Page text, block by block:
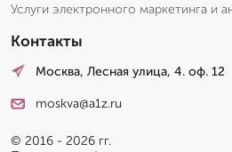
Услуги электронного маркетинга и
Контакты
Москва, Лесная улица, 4. оф. 12
moskva@a1z.ru
© 2016 - 2026 гг.